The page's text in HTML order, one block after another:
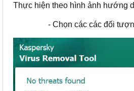
Thực hiện theo hình ảnh hướng
- Chọn các các đối